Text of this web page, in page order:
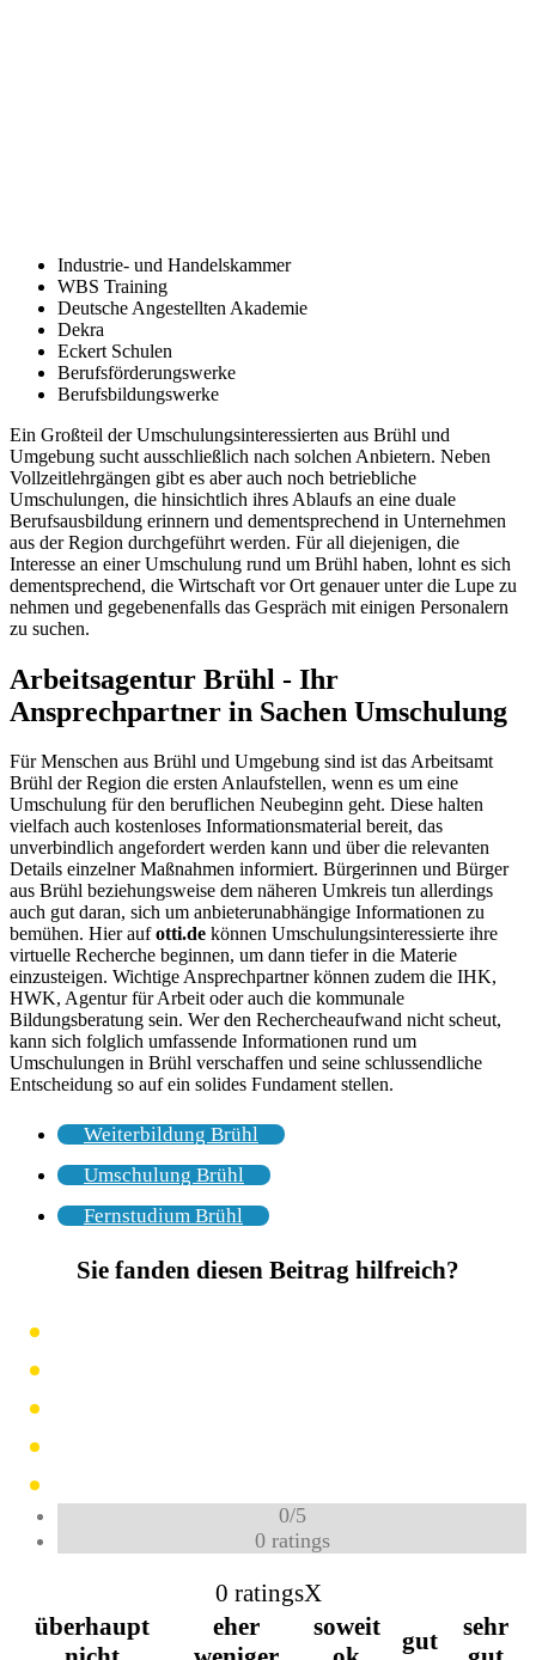
Industrie- und Handelskammer
WBS Training
Deutsche Angestellten Akademie
Dekra
Eckert Schulen
Berufsförderungswerke
Berufsbildungswerke
Ein Großteil der Umschulungsinteressierten aus Brühl und
Umgebung sucht ausschließlich nach solchen Anbietern. Neben
Vollzeitlehrgängen gibt es aber auch noch betriebliche
Umschulungen, die hinsichtlich ihres Ablaufs an eine duale
Berufsausbildung erinnern und dementsprechend in Unternehmen
aus der Region durchgeführt werden. Für all diejenigen, die
Interesse an einer Umschulung rund um Brühl haben, lohnt es sich
dementsprechend, die Wirtschaft vor Ort genauer unter die Lupe zu
nehmen und gegebenenfalls das Gespräch mit einigen Personalern
zu suchen.
Arbeitsagentur Brühl - Ihr
Ansprechpartner in Sachen Umschulung
Für Menschen aus Brühl und Umgebung sind ist das Arbeitsamt
Brühl der Region die ersten Anlaufstellen, wenn es um eine
Umschulung für den beruflichen Neubeginn geht. Diese halten
vielfach auch kostenloses Informationsmaterial bereit, das
unverbindlich angefordert werden kann und über die relevanten
Details einzelner Maßnahmen informiert. Bürgerinnen und Bürger
aus Brühl beziehungsweise dem näheren Umkreis tun allerdings
auch gut daran, sich um anbieterunabhängige Informationen zu
bemühen. Hier aufotti.de können Umschulungsinteressierte ihre
virtuelle Recherche beginnen, um dann tiefer in die Materie
einzusteigen. Wichtige Ansprechpartner können zudem die IHK,
HWK, Agentur für Arbeit oder auch die kommunale
Bildungsberatung sein. Wer den Rechercheaufwand nicht scheut,
kann sich folglich umfassende Informationen rund um
Umschulungen in Brühl verschaffen und seine schlussendliche
Entscheidung so auf ein solides Fundament stellen.
Weiterbildung Brühl
Umschulung Brühl
Fernstudium Brühl
Sie fanden diesen Beitrag hilfreich?
0/5
0ratings
0 ratingsX
überhaupt
eher
soweit
gut
sehr